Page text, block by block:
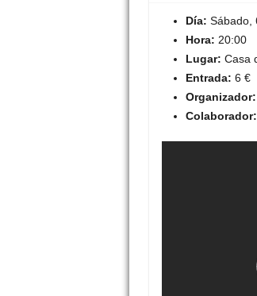
Día: Sábado,
Hora: 20:00
Lugar: Casa
Entrada: 6 €
Organizador:
Colaborador: